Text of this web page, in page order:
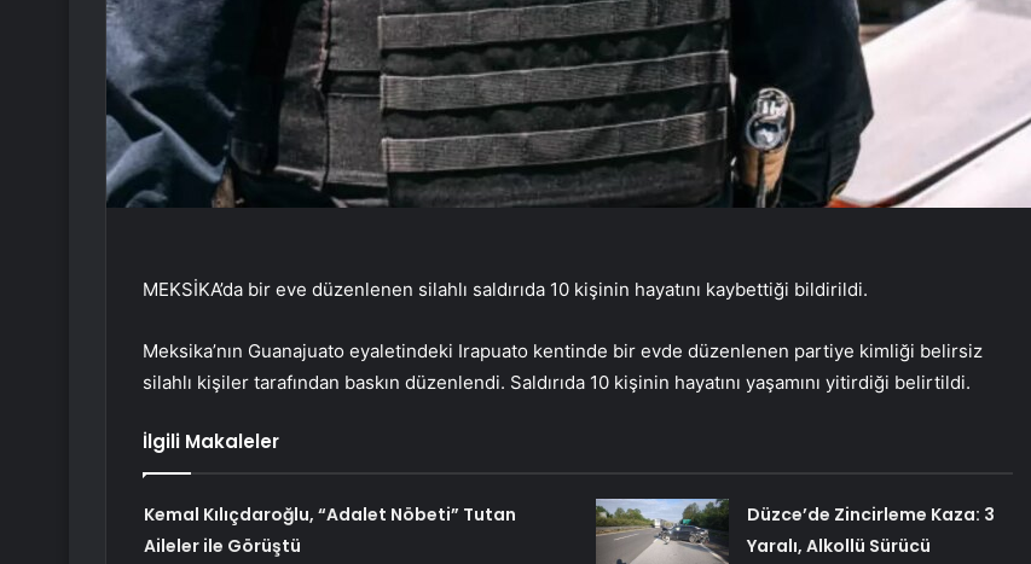
MEKSİKA’da bir eve düzenlenen silahlı saldırıda 10 kişinin hayatını kaybettiği bildirildi.
Meksika’nın Guanajuato eyaletindeki Irapuato kentinde bir evde düzenlenen partiye kimliği belirsiz
silahlı kişiler tarafından baskın düzenlendi. Saldırıda 10 kişinin hayatını yaşamını yitirdiği belirtildi.
İlgili Makaleler
Kemal Kılıçdaroğlu, “Adalet Nöbeti” Tutan
Aileler ile Görüştü
Düzce’de Zincirleme Kaza: 3
Yaralı, Alkollü Sürücü